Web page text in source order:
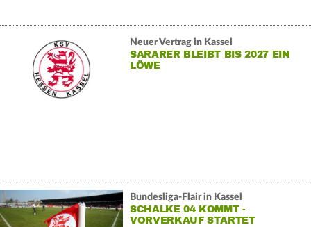
Neuer Vertrag in Kassel
SARARER BLEIBT BIS 2027 EIN
LÖWE
Bundesliga-Flair in Kassel
SCHALKE 04 KOMMT -
VORVERKAUF STARTET